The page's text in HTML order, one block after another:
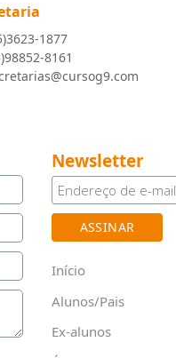
1877
8161
Newsletter
Início
Alunos/Pais
Ex-alunos